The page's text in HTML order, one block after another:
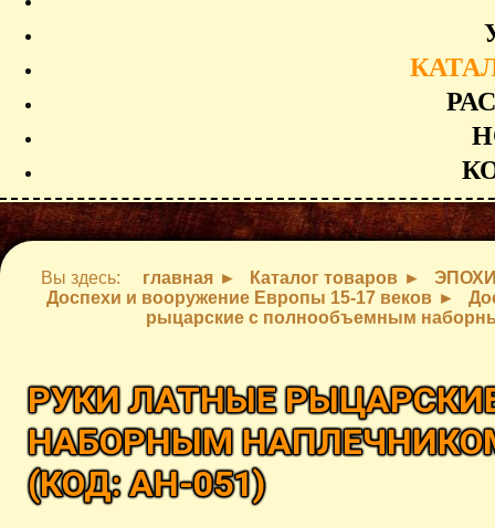
Вы здесь: главная Каталог товаров
Доспехи и вооружение Европы 15-17 веков
рыцарские с полнообъемным
РУКИ ЛАТНЫЕ
НАБОРНЫМ
(КОД:AH-051)